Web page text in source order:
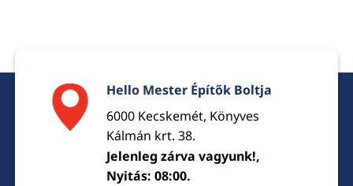
Hello Mester Építők Boltja
6000 Kecskemét, Könyves
Kálmán krt. 38.
Jelenleg zárva vagyunk!,
Nyitás: 08:00.